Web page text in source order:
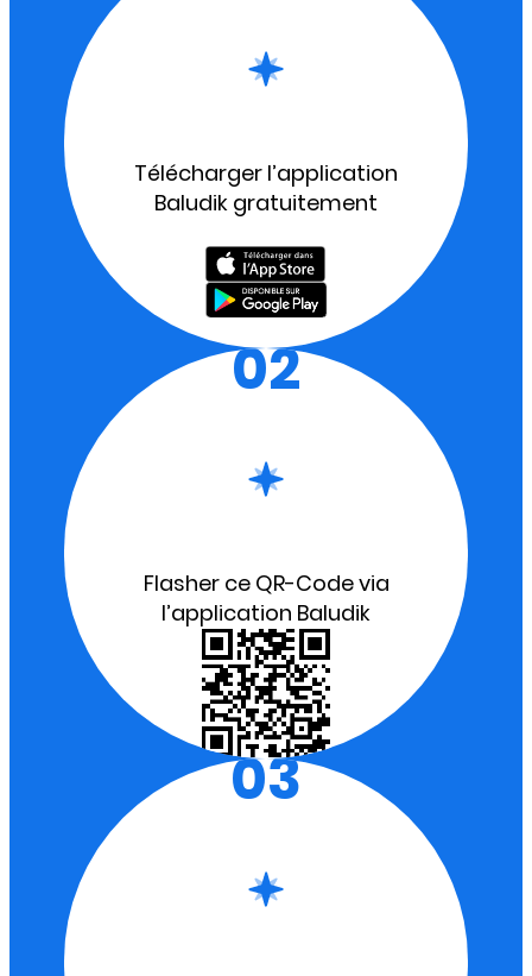
Télécharger l’application
Baludik gratuitement
02
Flasher ce QR-Code via
l’application Baludik
03